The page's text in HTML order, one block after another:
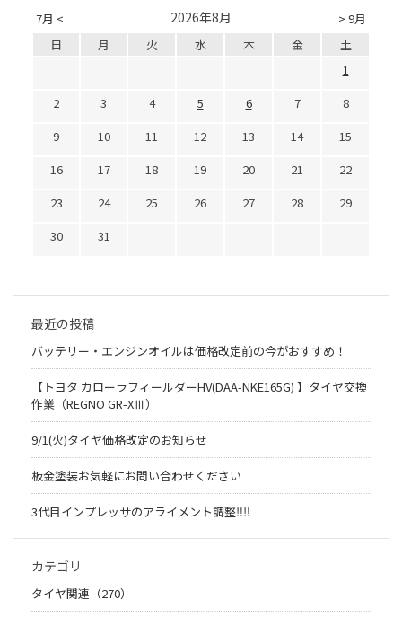
7月 < > 9月
2026年8月
日 月 火 水 木 金
土
1
2
3 4 5 6 7
8
9
10 11 12 13 14
15
16
17 18 19 20 21
22
23
24 25 26 27 28
29
30
31
最近の投稿
バッテリー・エンジンオイルは価格改定前の今がおすすめ！
【トヨタ カローラフィールダーHV(DAA-NKE165G) 】タイヤ交換
作業（REGNO GR-XⅢ）
9/1(火)タイヤ価格改定のお知らせ
板金塗装お気軽にお問い合わせください
3代目インプレッサのアライメント調整‼︎‼︎
カテゴリ
タイヤ関連（270）